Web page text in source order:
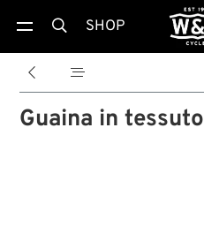
 SHOP
 
Guaina in tessuto